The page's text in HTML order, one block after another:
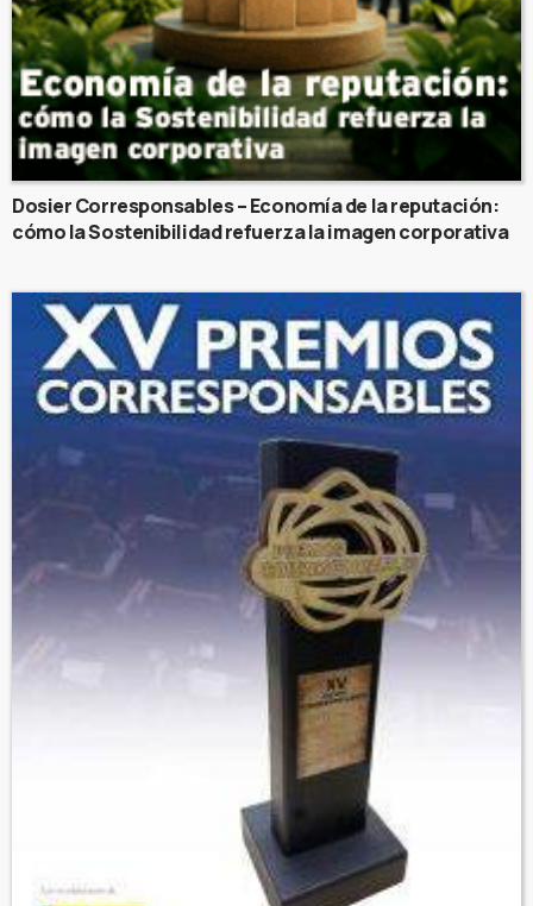
Dosier Corresponsables – Economía de la reputación:
cómo la Sostenibilidad refuerza la imagen corporativa